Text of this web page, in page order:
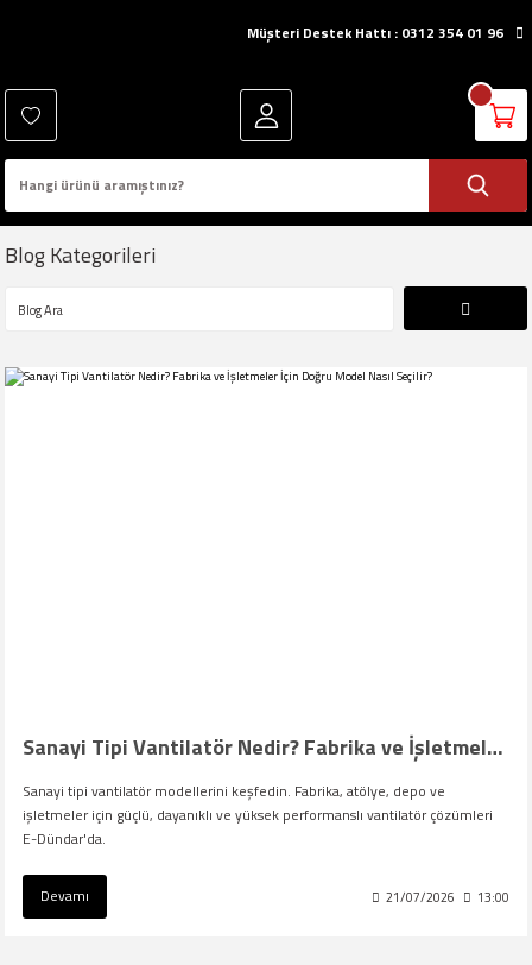
Müşteri Destek Hattı : 0312 354 01 96
Blog Kategorileri
Sanayi Tipi Vantilatör Nedir? Fabrika ve İşletmeler İçin Doğru Model Nasıl Seçilir?
Sanayi tipi vantilatör modellerini keşfedin. Fabrika, atölye, depo ve
işletmeler için güçlü, dayanıklı ve yüksek performanslı vantilatör çözümleri
E-Dündar'da.
Devamı 21/07/2026 13:00